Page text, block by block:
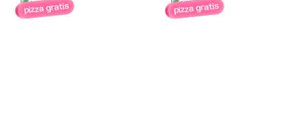
pizza gratis pizza gratis